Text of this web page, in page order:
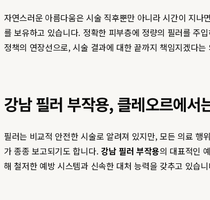
자연스러운 아름다움은 시술 직후뿐만 아니라 시간이 지
를 보유하고 있습니다. 정확한 피부층에 정량의 필러를 주
정책의 연장선으로, 시술 결과에 대한 끝까지 책임지겠다는
강남 필러 부작용, 클레오르에서
필러는 비교적 안전한 시술로 알려져 있지만, 모든 의료 행
가 종종 보고되기도 합니다. 강남 필러 부작용의 대표적인
해 철저한 예방 시스템과 신속한 대처 능력을 갖추고 있습